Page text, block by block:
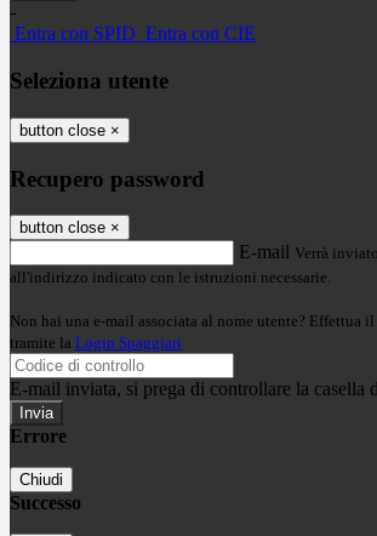
-
Entra con SPID Entra con CIE
Seleziona utente
button close ×
Recupero password
button close ×
E-mail Verrà
all'indirizzo indicato con le istruzioni necessarie.
Non hai una e-mail associata al nome utente? Effettua il
tramite la Login Spaggiari
E-mail inviata, si prega di controllare la casella
Errore
Chiudi
Successo